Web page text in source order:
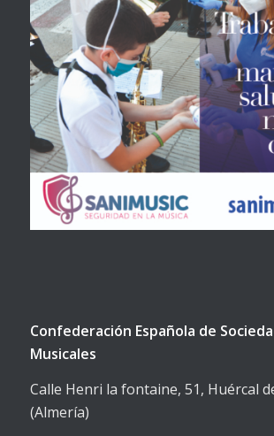
Confederación Española de
Musicales
Calle Henri la fontaine, 51, Huércal
(Almería)